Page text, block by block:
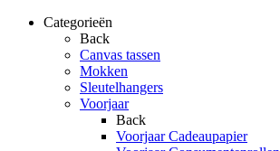
Categorieën
Back
Canvas tassen
Mokken
Sleutelhangers
Voorjaar
Back
Voorjaar Cadeaupapier